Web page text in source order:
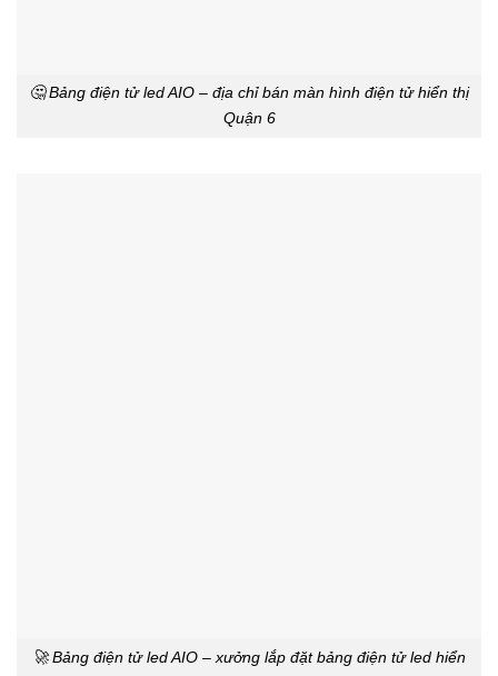
🤔 Bảng điện tử led AIO – địa chỉ bán màn hình điện tử hiển thị
Quận 6
🚀 Bảng điện tử led AIO – xưởng lắp đặt bảng điện tử led hiển